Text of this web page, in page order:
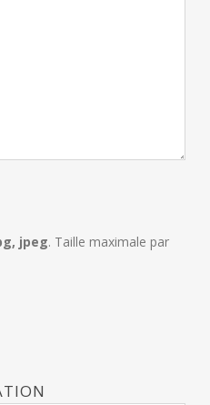
jpeg. Taille maximale par